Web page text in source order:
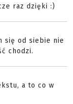
raz dzięki :)
się od siebie nie
chodzi.
a to co w